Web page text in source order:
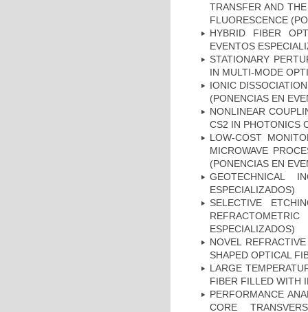
TRANSFER AND
FLUORESCENCE
HYBRID FIBER
EVENTOS
STATIONARY
IN MULTI-MODE
IONIC
(PONENCIAS EN
NONLINEAR
CS2 IN PHOTONICS
LOW-COST
MICROWAVE
(PONENCIAS EN
GEOTECHNICAL
ESPECIALIZADOS)
SELECTIVE
ESPECIALIZADOS)
NOVEL
SHAPED OPTICAL
LARGE
FIBER FILLED WITH
PERFORMANCE
CORE